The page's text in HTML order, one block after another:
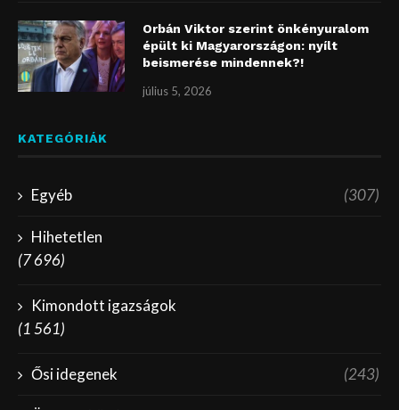
Orbán Viktor szerint önkényuralom
épült ki Magyarországon: nyílt
beismerése mindennek?!
július 5, 2026
KATEGÓRIÁK
Egyéb (307)
Hihetetlen
(7 696)
Kimondott igazságok
(1 561)
Ősi idegenek (243)